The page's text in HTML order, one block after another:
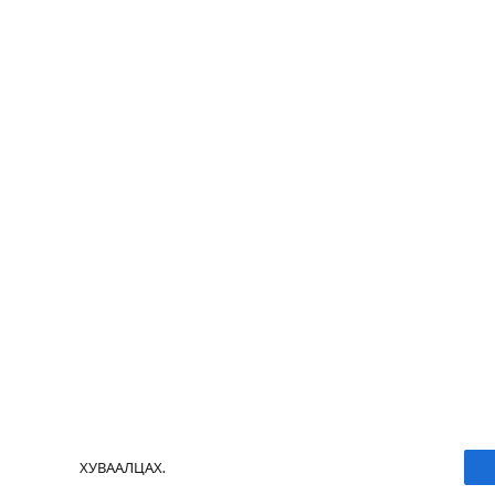
ХУВААЛЦАХ.